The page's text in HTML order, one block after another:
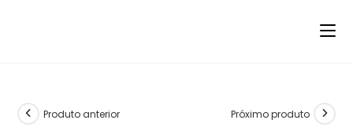
Produto anterior Próximo produto